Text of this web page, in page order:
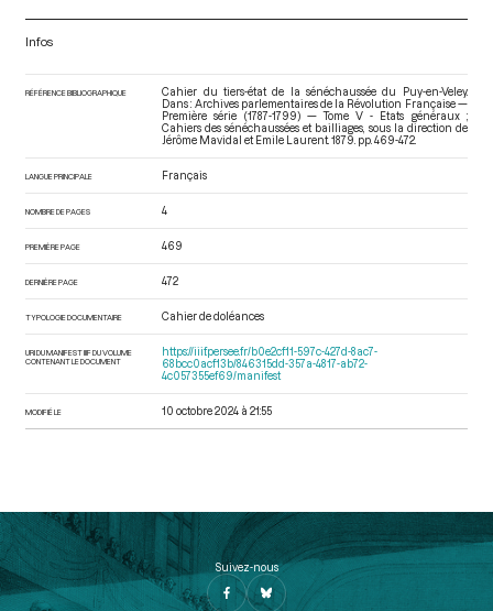
Infos
RÉFÉRENCE BIBLIOGRAPHIQUE
Cahier du tiers-état de la sénéchaussée du Puy-en-Veley.
Dans : Archives parlementaires de la Révolution Française —
Première série (1787-1799) — Tome V - Etats généraux ;
Cahiers des sénéchaussées et bailliages , sous la direction de
Jérôme Mavidal et Emile Laurent. 1879. pp. 469-472.
LANGUE PRINCIPALE Français
NOMBRE DE PAGES 4
PREMIÈRE PAGE 469
DERNIÈRE PAGE 472
TYPOLOGIE DOCUMENTAIRE Cahier de doléances
URI DU MANIFEST IIIF DU VOLUME
CONTENANT LE DOCUMENT
https://iiif.persee.fr/b0e2cf11-597c-427d-8ac7-
68bcc0acf13b/846315dd-357a-4817-ab72-
4c057355ef69/manifest
MODIFIÉ LE 10 octobre 2024 à 21:55
Suivez-nous